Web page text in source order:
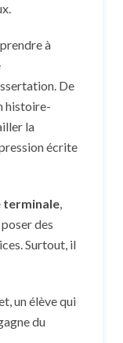
à
De
histoire-
la
écrite
terminale,
des
Surtout, il
un élève qui
du